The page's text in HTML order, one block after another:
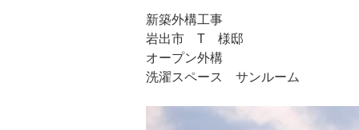
新築外構工事
岩出市 T 様邸
オープン外構
洗濯スペース サンルーム